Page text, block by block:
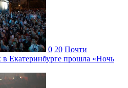
0 20 Почти
Екатеринбурге прошла «Ночь